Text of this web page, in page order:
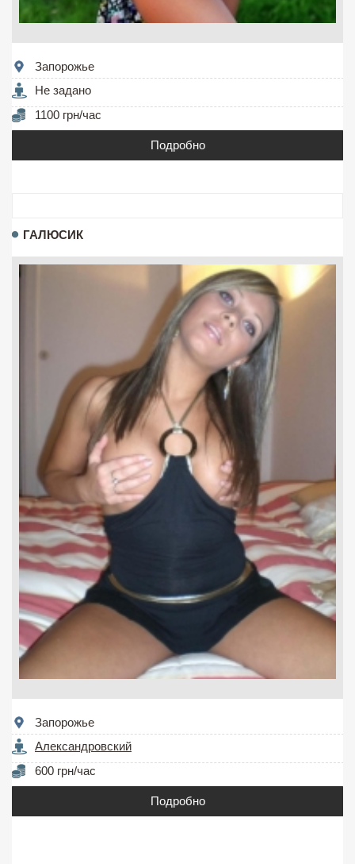
Запорожье
Не задано
1100 грн/час
Подробно
ГАЛЮСИК
Запорожье
Александровский
600 грн/час
Подробно